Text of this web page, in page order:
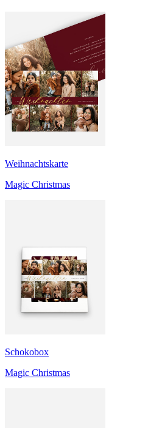
Weihnachtskarte
Magic Christmas
Schokobox
Magic Christmas